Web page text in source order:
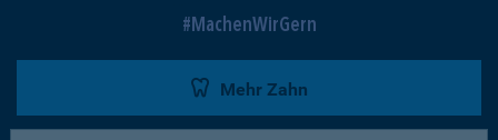
MachenWirGern
Mehr Zahn